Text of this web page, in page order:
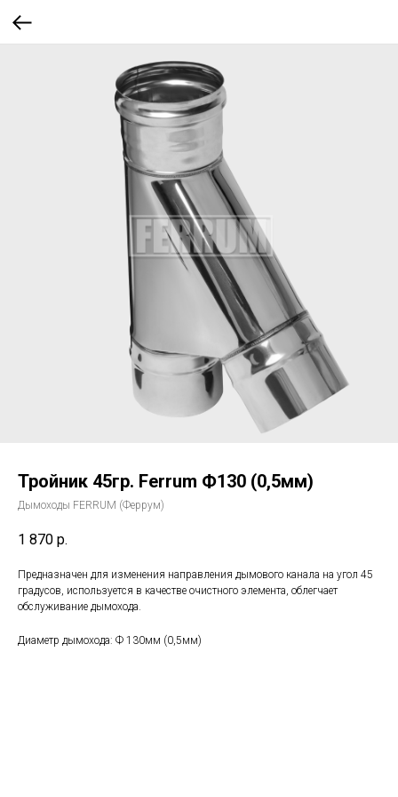
Тройник 45гр. Ferrum Ф130 (0,5мм)
Дымоходы FERRUM (Феррум)
1 870 р.
Предназначен для изменения направления дымового канала на угол 45
градусов, используется в качестве очистного элемента, облегчает
обслуживание дымохода.
Диаметр дымохода: Ф 130мм (0,5мм)